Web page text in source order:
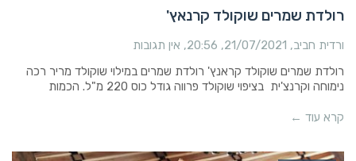
רולדת שמרים שוקולד קרנאץ'
ורדית חביב 21/07/2021
20:56 אין תגובות
רולדת שמרים שוקולד קראנץ' רולדת שמרים במילוי שוקולד מריר רכה
נימוחה וקרנצ'ית בציפוי שוקולד פרווה גודל כוס 220 מ"ל. הכמות
קרא עוד ←